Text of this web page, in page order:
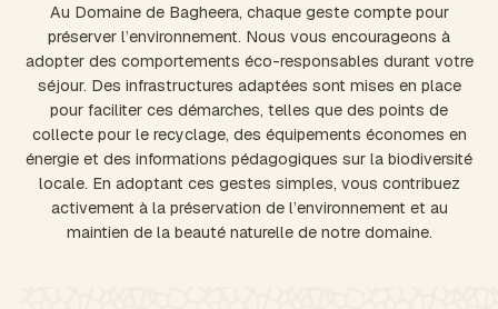
Au Domaine de Bagheera, chaque geste compte pour
préserver l’environnement. Nous vous encourageons à
adopter des comportements éco-responsables durant votre
séjour. Des infrastructures adaptées sont mises en place
pour faciliter ces démarches, telles que des points de
collecte pour le recyclage, des équipements économes en
énergie et des informations pédagogiques sur la biodiversité
locale. En adoptant ces gestes simples, vous contribuez
activement à la préservation de l’environnement et au
maintien de la beauté naturelle de notre domaine.